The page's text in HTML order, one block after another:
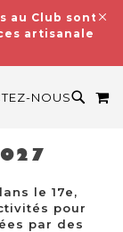
au Club sont
artisanales
NOUS
le 17e,
pour
par des